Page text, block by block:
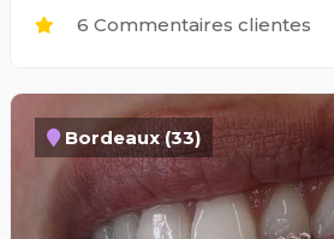
6 Commentaires clientes
Bordeaux (33)